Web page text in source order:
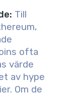
: Till
ofta
värde
av hype
Om de